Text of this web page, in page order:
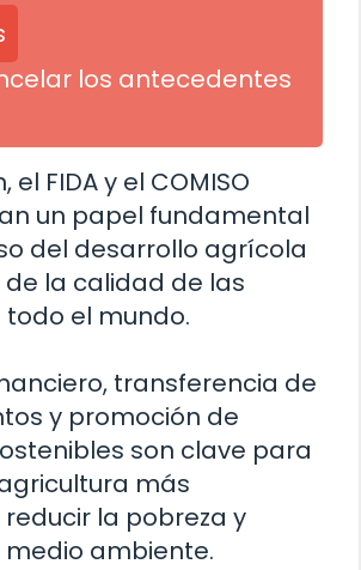
los antecedentes
el FIDA y el COMISO
un papel fundamental
del desarrollo agrícola
la calidad de las
el mundo.
transferencia de
y promoción de
son clave para
más
la pobreza y
ambiente.